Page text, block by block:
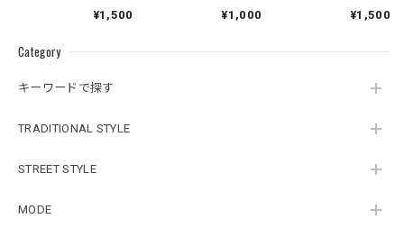
Category
キーワードで探す
TRADITIONAL STYLE
STREET STYLE
MODE
¥1,500 ¥1,000 ¥1,500